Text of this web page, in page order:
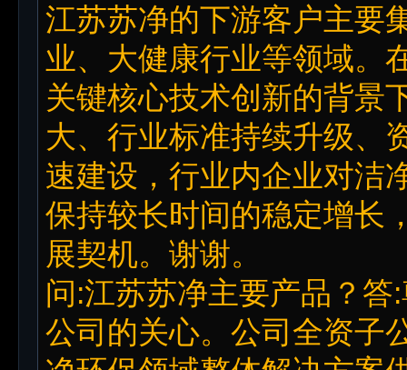
江苏苏净的下游客户主要
业、大健康行业等领域。
关键核心技术创新的背景
大、行业标准持续升级、
速建设，行业内企业对洁
保持较长时间的稳定增长
展契机。谢谢。
问:江苏苏净主要产品？
公司的关心。公司全资子